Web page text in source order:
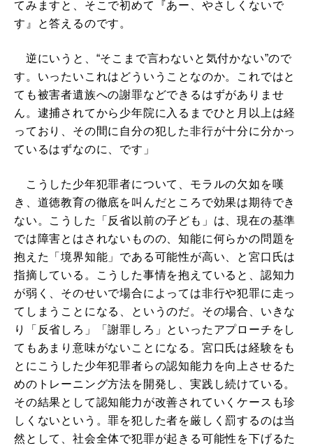
てみますと、そこで初めて『あー、やさしくないで
す』と答えるのです。
逆にいうと、“そこまで言わないと気付かない”ので
す。いったいこれはどういうことなのか。これではと
ても被害者遺族への謝罪などできるはずがありませ
ん。逮捕されてから少年院に入るまでひと月以上は経
っており、その間に自分の犯した非行が十分に分かっ
ているはずなのに、です」
こうした少年犯罪者について、モラルの欠如を嘆
き、道徳教育の徹底を叫んだところで効果は期待でき
ない。こうした「反省以前の子ども」は、現在の基準
では障害とはされないものの、知能に何らかの問題を
抱えた「境界知能」である可能性が高い、と宮口氏は
指摘している。こうした事情を抱えていると、認知力
が弱く、そのせいで場合によっては非行や犯罪に走っ
てしまうことになる、というのだ。その場合、いきな
り「反省しろ」「謝罪しろ」といったアプローチをし
てもあまり意味がないことになる。宮口氏は経験をも
とにこうした少年犯罪者らの認知能力を向上させるた
めのトレーニング方法を開発し、実践し続けている。
その結果として認知能力が改善されていくケースも珍
しくないという。罪を犯した者を厳しく罰するのは当
然として、社会全体で犯罪が起きる可能性を下げるた